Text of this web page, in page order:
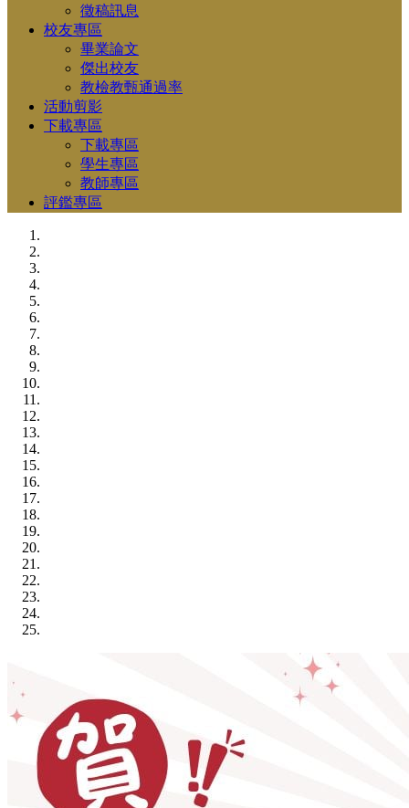
徵稿訊息
校友專區
畢業論文
傑出校友
教檢教甄通過率
活動剪影
下載專區
下載專區
學生專區
教師專區
評鑑專區